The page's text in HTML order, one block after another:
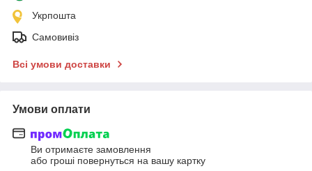
Укрпошта
Самовивіз
Всі умови доставки
Умови оплати
Ви отримаєте замовлення
або гроші повернуться на вашу картку